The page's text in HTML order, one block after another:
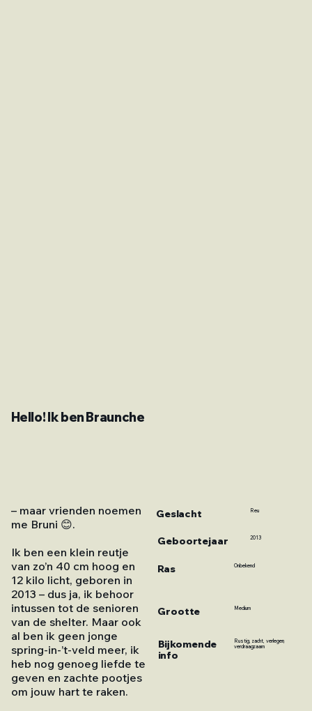
Hello! Ik ben Braunche
– maar vrienden noemen
me Bruni 😊.
Ik ben een klein reutje
van zo’n 40 cm hoog en
12 kilo licht, geboren in
2013 – dus ja, ik behoor
intussen tot de senioren
van de shelter. Maar ook
al ben ik geen jonge
spring-in-’t-veld meer, ik
heb nog genoeg liefde te
geven en zachte pootjes
om jouw hart te raken.
Geslacht
Geboortejaar
Ras
Grootte
Bijkomende
info
Reu
2013
Onbekend
Medium
Rustig, zacht, verlegen,
verdraagzaam